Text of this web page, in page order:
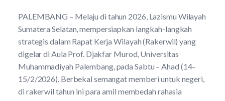
PALEMBANG – Melaju di tahun 2026, Lazismu Wilayah
Sumatera Selatan, mempersiapkan langkah-langkah
strategis dalam Rapat Kerja Wilayah (Rakerwil) yang
digelar di Aula Prof. Djakfar Murod, Universitas
Muhammadiyah Palembang, pada Sabtu – Ahad (14–
15/2/2026). Berbekal semangat memberi untuk negeri,
di rakerwil tahun ini para amil membedah rahasia